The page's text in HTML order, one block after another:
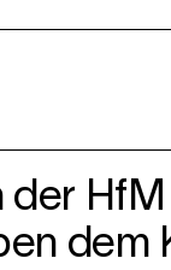
der
dem